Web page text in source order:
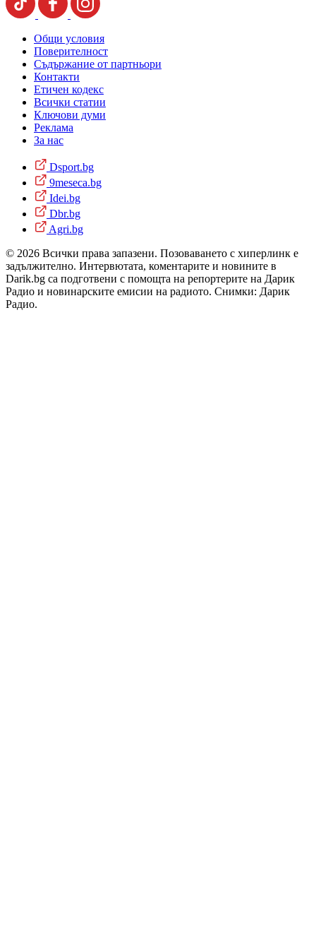
Общи условия
Поверителност
Съдържание от партньори
Контакти
Етичен кодекс
Всички статии
Ключови думи
Реклама
За нас
Dsport.bg
9meseca.bg
Idei.bg
Dbr.bg
Agri.bg
© 2026 Всички права запазени. Позоваването с хиперлинк е
задължително. Интервютата, коментарите и новините в
Darik.bg са подготвени с помощта на репортерите на Дарик
Радио и новинарските емисии на радиото. Снимки: Дарик
Радио.